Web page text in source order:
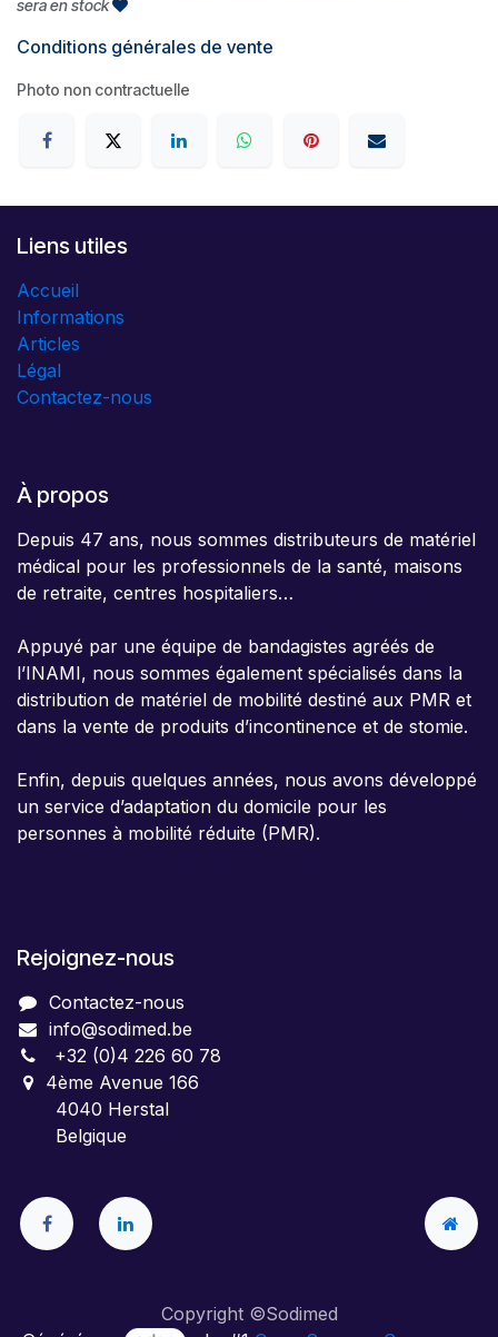
sera en stock
Conditions générales de vente
Photo non contractuelle
Liens utiles
Accueil
Informations
Articles
Légal
Contactez-nous
À propos
Depuis 47 ans, nous sommes distributeurs de matériel
médical pour les professionnels de la santé, maisons
de retraite, centres hospitaliers…
Appuyé par une équipe de bandagistes agréés de
l’INAMI, nous sommes également spécialisés dans la
distribution de matériel de mobilité destiné aux PMR et
dans la vente de produits d’incontinence et de stomie.
Enfin, depuis quelques années, nous avons développé
un service d’adaptation du domicile pour les
personnes à mobilité réduite (PMR).
Rejoignez-nous
Contactez-nous
info@sodimed.be
+32 (0)4 226 60 78
4ème Avenue 166
4040 Herstal
Belgique
Copyright ©Sodimed